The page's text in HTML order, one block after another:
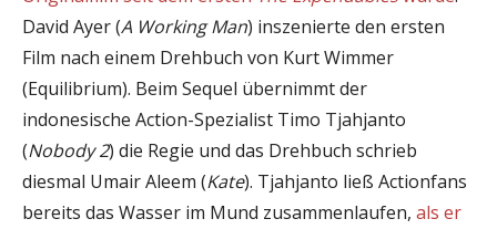
David Ayer (A Working Man) inszenierte den ersten
Film nach einem Drehbuch von Kurt Wimmer
(Equilibrium). Beim Sequel übernimmt der
indonesische Action-Spezialist Timo Tjahjanto
(Nobody 2) die Regie und das Drehbuch schrieb
diesmal Umair Aleem (Kate). Tjahjanto ließ Actionfans
bereits das Wasser im Mund zusammenlaufen, als er